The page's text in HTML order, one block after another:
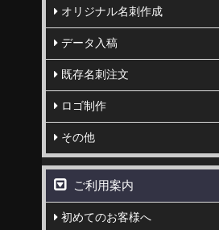
オリジナル名刺作成
データ入稿
既存名刺注文
ロゴ制作
その他
ご利用案内
初めてのお客様へ